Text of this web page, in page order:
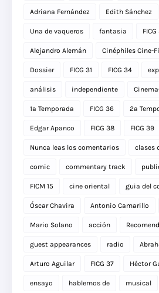
Adriana Fernández Edith Sánchez
Una de vaqueros fantasia
Alejandro Alemán Cinéphiles Cine-
Dossier FICG 31 FICG 34
análisis independiente
1a Temporada FICG 36 2a
Edgar Apanco FICG 38 FICG 39
Nunca leas los comentarios clases
comic commentary track
FICM 15 cine oriental guia del
Óscar Chavira Antonio Camarillo
Mario Solano acción
guest appearances radio
Arturo Aguilar FICG 37 Héctor
ensayo hablemos de musical